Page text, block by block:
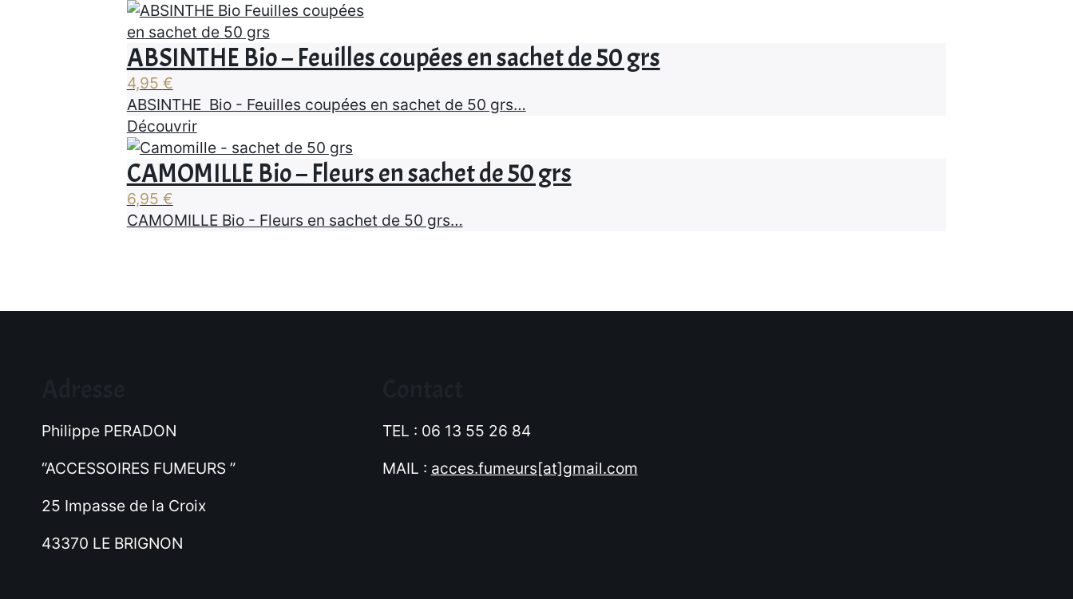
ABSINTHE Bio – Feuilles coupées en sachet de 50 grs
4,95 €
ABSINTHE Bio - Feuilles coupées en sachet de 50 grs…
Découvrir
CAMOMILLE Bio – Fleurs en sachet de 50 grs
6,95 €
CAMOMILLE Bio - Fleurs en sachet de 50 grs…
Philippe PERADON
“ACCESSOIRES FUMEURS ”
25 Impasse de la Croix
43370 LE BRIGNON
TEL : 06 13 55 26 84
MAIL : acces.fumeurs[at]gmail.com